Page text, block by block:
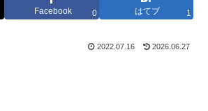
Facebook 0 はてブ 1
2022.07.16 2026.06.27